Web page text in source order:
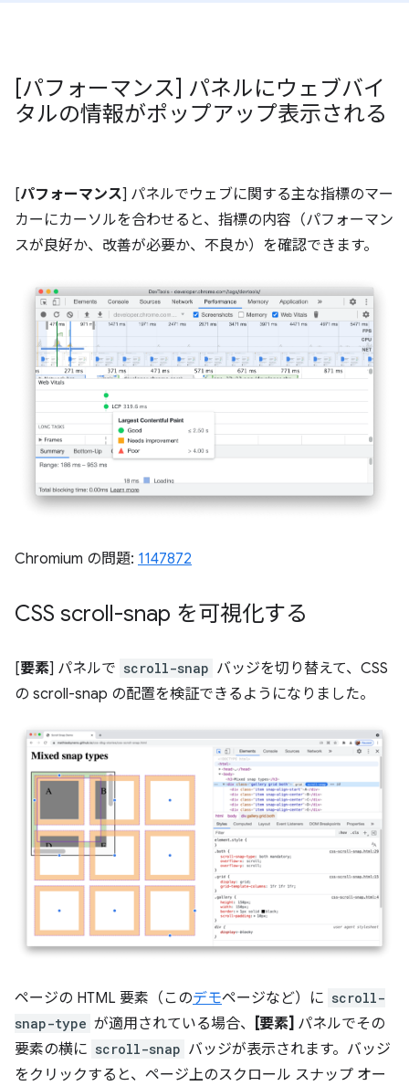
[パフォーマンス] パネルにウェブバイ
タルの情報がポップアップ表示される
[パフォーマンス] パネルでウェブに関する主な指標のマー
カーにカーソルを合わせると、指標の内容（パフォーマン
スが良好か、改善が必要か、不良か）を確認できます。
Chromium の問題: 1147872
CSS scroll-snap を可視化する
[要素] パネルで scroll-snap バッジを切り替えて、CSS
の scroll-snap の配置を検証できるようになりました。
ページの HTML 要素（このデモページなど）に scroll-
snap-type が適用されている場合、 [要素] パネルでその
要素の横に scroll-snap バッジが表示されます。バッジ
をクリックすると、ページ上のスクロール スナップ オー